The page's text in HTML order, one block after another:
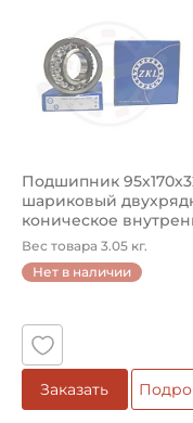
Подшипник
шариковый
коническое
кол...
Вес товара 3.05 кг.
Нет в наличии
Заказать